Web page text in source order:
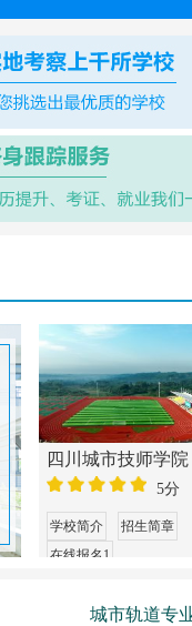
四川师范大学幼
5分
学校简介
招生简章
在线报名1
城市轨道专